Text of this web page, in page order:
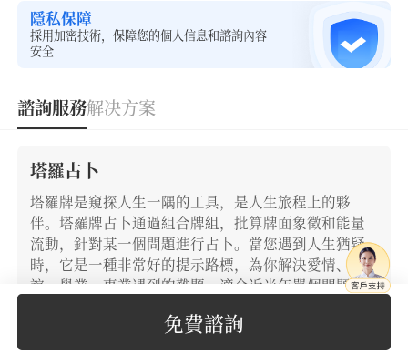
隱私保障
採用加密技術，保障您的個人信息和諮詢內容
安全
諮詢服務解决方案
塔羅占卜
塔羅牌是窺探人生一隅的工具，是人生旅程上的夥
伴。塔羅牌占卜通過組合牌組，批算牌面象徵和能量
流動，針對某一個問題進行占卜。當您遇到人生猶疑
時，它是一種非常好的提示路標，為你解決愛情、友
誼、學業、事業遇到的難題。適合近半年單個問題詳
免費諮詢